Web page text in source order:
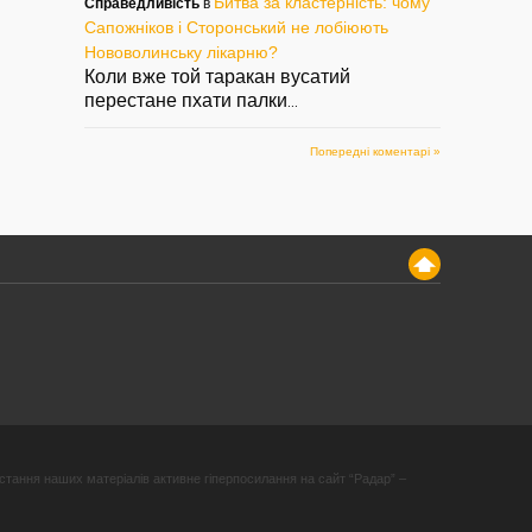
Справедливість в
Сапожніков і Сторонський не лобіюють
Нововолинську лікарню?
Коли вже той таракан вусатий
перестане пхати палки
Попередні коментарі »
наших матеріалів активне гіперпосилання на сайт “Радар” –